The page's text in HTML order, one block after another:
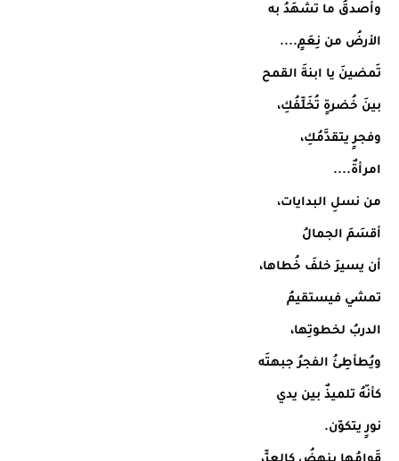
وأصدقُ ما تشهَدُ به
الأرضُ من نِعَمٍ....
تَمضينَ يا ابنةَ القمح
بينَ خُضرةٍ تُخَلِّفُكِ،
وفجرٍ يتقدَّمُكِ،
امرأةٌ....
من نسلِ البدايات،
أقسَمَ الجمالُ
أن يسيرَ خلفَ خُطاها،
تمشي فيستقيمُ
الدربُ لخطوتِها،
ويُطأطِئُ الفجرُ جبهتَه
كأنّهُ تلميذٌ بين يدي
نورٍ يتكوّن.